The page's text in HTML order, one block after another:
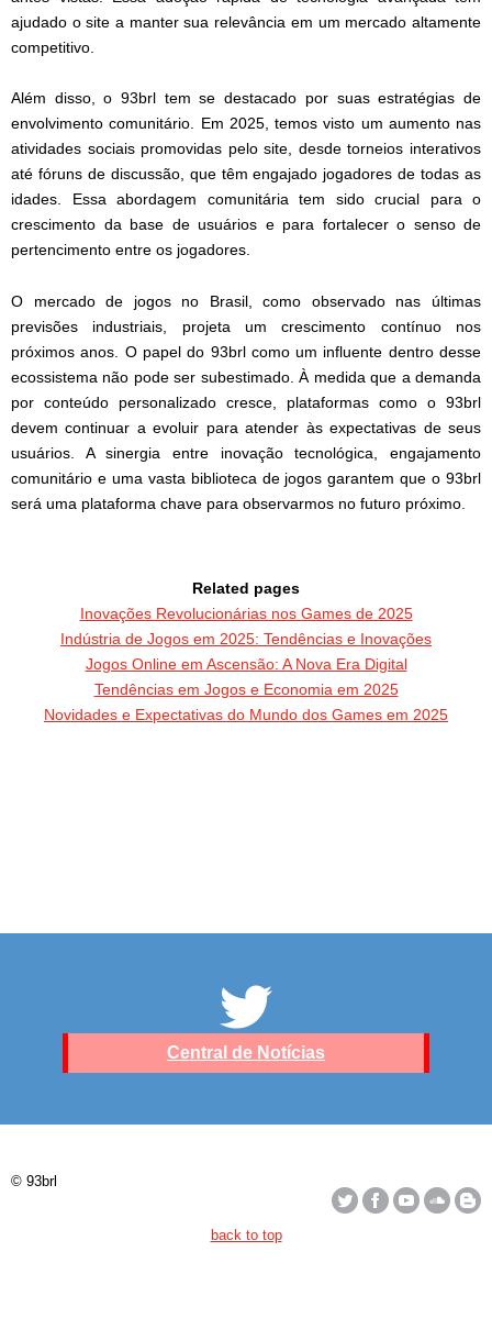
ajudado o site a manter sua relevância em um mercado altamente
competitivo.
Além disso, o 93brl tem se destacado por suas estratégias de
envolvimento comunitário. Em 2025, temos visto um aumento nas
atividades sociais promovidas pelo site, desde torneios interativos
até fóruns de discussão, que têm engajado jogadores de todas as
idades. Essa abordagem comunitária tem sido crucial para o
crescimento da base de usuários e para fortalecer o senso de
pertencimento entre os jogadores.
O mercado de jogos no Brasil, como observado nas últimas
previsões industriais, projeta um crescimento contínuo nos
próximos anos. O papel do 93brl como um influente dentro desse
ecossistema não pode ser subestimado. À medida que a demanda
por conteúdo personalizado cresce, plataformas como o 93brl
devem continuar a evoluir para atender às expectativas de seus
usuários. A sinergia entre inovação tecnológica, engajamento
comunitário e uma vasta biblioteca de jogos garantem que o 93brl
será uma plataforma chave para observarmos no futuro próximo.
Related pages
Inovações Revolucionárias nos Games de 2025
Indústria de Jogos em 2025: Tendências e Inovações
Jogos Online em Ascensão: A Nova Era Digital
Tendências em Jogos e Economia em 2025
Novidades e Expectativas do Mundo dos Games em 2025
Central de Notícias
© 93brl
back to top